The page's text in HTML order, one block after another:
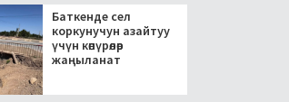
Баткенде сел
коркунучун азайтуу
үчүн көпүрөлөр
жаңыланат